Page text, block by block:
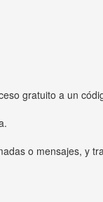
gratuito a un
o mensajes, y